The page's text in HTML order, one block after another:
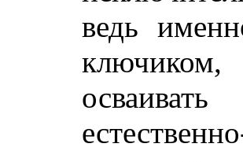
ведь
ключиком,